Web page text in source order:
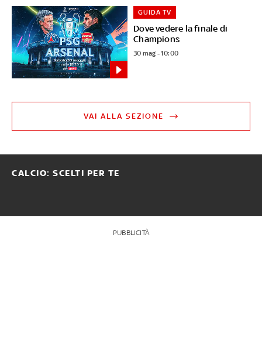
Dove vedere la finale di
Champions
GUIDA TV
30 mag - 10:00
VAI ALLA SEZIONE
CALCIO: SCELTI PER TE
PUBBLICITÀ